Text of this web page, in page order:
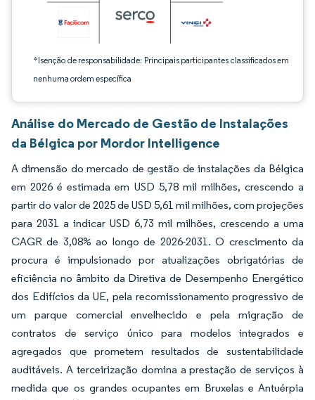
*Isenção de responsabilidade: Principais participantes classificados em
nenhuma ordem específica
Análise do Mercado de Gestão de Instalações
da Bélgica por Mordor Intelligence
A dimensão do mercado de gestão de instalações da Bélgica
em 2026 é estimada em USD 5,78 mil milhões, crescendo a
partir do valor de 2025 de USD 5,61 mil milhões, com projeções
para 2031 a indicar USD 6,73 mil milhões, crescendo a uma
CAGR de 3,08% ao longo de 2026-2031. O crescimento da
procura é impulsionado por atualizações obrigatórias de
eficiência no âmbito da Diretiva de Desempenho Energético
dos Edifícios da UE, pela recomissionamento progressivo de
um parque comercial envelhecido e pela migração de
contratos de serviço único para modelos integrados e
agregados que prometem resultados de sustentabilidade
auditáveis. A terceirização domina a prestação de serviços à
medida que os grandes ocupantes em Bruxelas e Antuérpia